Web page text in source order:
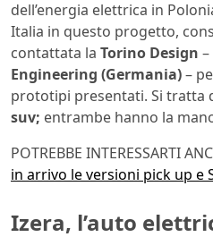
dell’energia elettrica in
Italia in questo progetto,
contattata la Torino Design
Engineering (Germania)–
prototipi presentati. Si tratta
suv; entrambe hanno la
POTREBBE INTERESSARTI
in arrivo le versioni pick up e
Izera, l’auto